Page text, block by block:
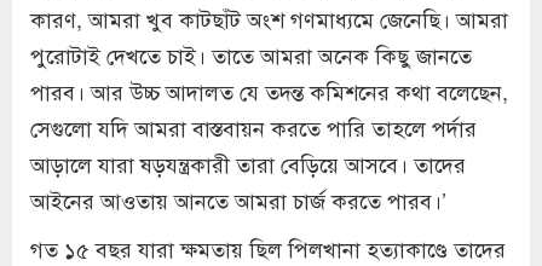
কারণ, আমরা খুব কাটছাঁট অংশ গণমাধ্যমে জেনেছি। আমরা
পুরোটাই দেখতে চাই। তাতে আমরা অনেক কিছু জানতে
পারব। আর উচ্চ আদালত যে তদন্ত কমিশনের কথা বলেছেন,
সেগুলো যদি আমরা বাস্তবায়ন করতে পারি তাহলে পর্দার
আড়ালে যারা ষড়যন্ত্রকারী তারা বেড়িয়ে আসবে। তাদের
আইনের আওতায় আনতে আমরা চার্জ করতে পারব।’
গত ১৫ বছর যারা ক্ষমতায় ছিল পিলখানা হত্যাকাণ্ডে তাদের